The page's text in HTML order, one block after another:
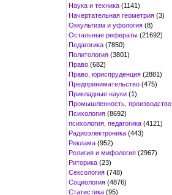
Наука и техника (1141)
Начертательная геометрия (3)
Оккультизм и уфология (8)
Остальные рефераты (21692)
Педагогика (7850)
Политология (3801)
Право (682)
Право, юриспруденция (2881)
Предпринимательство (475)
Прикладные науки (1)
Промышленность, производство
Психология (8692)
психология, педагогика (4121)
Радиоэлектроника (443)
Реклама (952)
Религия и мифология (2967)
Риторика (23)
Сексология (748)
Социология (4876)
Статистика (95)